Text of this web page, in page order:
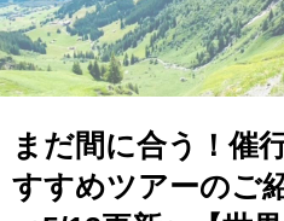
まだ間に合う！催
すすめツアーのご